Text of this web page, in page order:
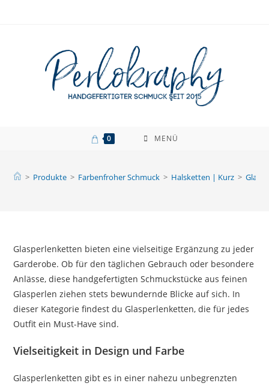
0 MENÜ
> Produkte > Farbenfroher Schmuck > Halsketten | Kurz >
Glasperlenketten bieten eine vielseitige Ergänzung zu jeder
Garderobe. Ob für den täglichen Gebrauch oder besondere
Anlässe, diese handgefertigten Schmuckstücke aus feinen
Glasperlen ziehen stets bewundernde Blicke auf sich. In
dieser Kategorie findest du Glasperlenketten, die für jedes
Outfit ein Must-Have sind.
Vielseitigkeit in Design und Farbe
Glasperlenketten gibt es in einer nahezu unbegrenzten